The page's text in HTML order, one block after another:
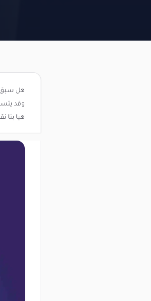
هل سبق
وقد
هيا بنا